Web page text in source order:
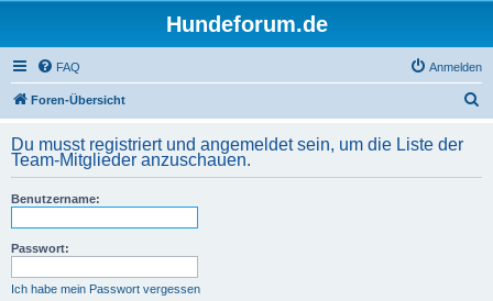
Hundeforum.de
FAQ Anmelden
Foren-Übersicht
h
Du musst registriert und angemeldet sein, um die Liste der
Team-Mitglieder anzuschauen.
Benutzername:
Passwort:
Ich habe mein Passwort vergessen